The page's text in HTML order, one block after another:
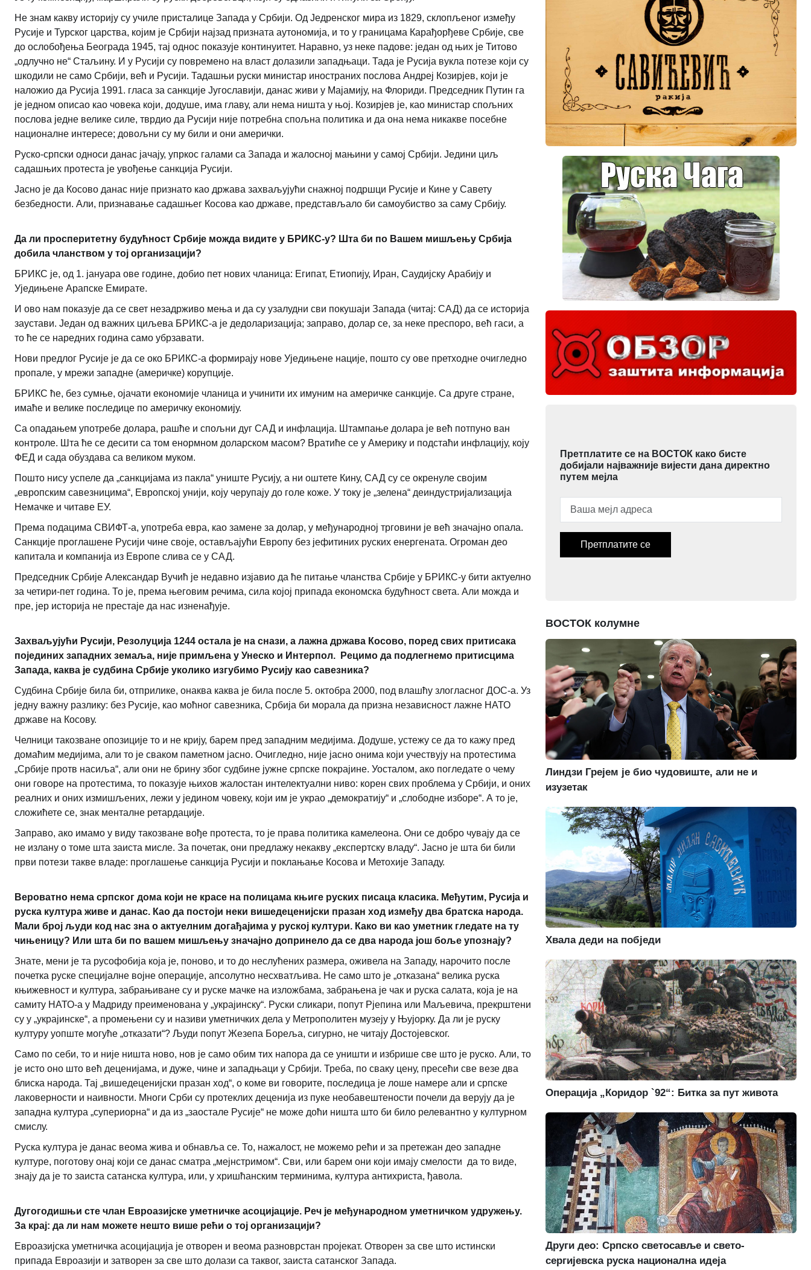
Не знам какву историју су училе присталице Запада у Србији. Од Једренског мира из 1829, склопљеног између
Русије и Турског царства, којим је Србији најзад призната аутономија, и то у границама Карађорђеве Србије, све
до ослобођења Београда 1945, тај однос показује континуитет. Наравно, уз неке падове: један од њих је Титово
„одлучно не“ Стаљину. И у Русији су повремено на власт долазили западњаци. Тада је Русија вукла потезе који су
шкодили не само Србији, већ и Русији. Тадашњи руски министар иностраних послова Андреј Козирјев, који је
наложио да Русија 1991. гласа за санкције Југославији, данас живи у Мајамију, на Флориди. Председник Путин га
је једном описао као човека који, додуше, има главу, али нема ништа у њој. Козирјев је, као министар спољних
послова једне велике силе, тврдио да Русији није потребна спољна политика и да она нема никакве посебне
националне интересе; довољни су му били и они амерички.
Руско-српски односи данас јачају, упркос галами са Запада и жалосној мањини у самој Србији. Једини циљ
садашњих протеста је увођење санкција Русији.
Јасно је да Косово данас није признато као држава захваљујући снажној подршци Русије и Кине у Савету
безбедности. Али, признавање садашњег Косова као државе, представљало би самоубиство за саму Србију.
Да ли просперитетну будућност Србије можда видите у БРИКС-у? Шта би по Вашем мишљењу Србија
добила чланством у тој организацији?
БРИКС је, од 1. јануара ове године, добио пет нових чланица: Египат, Етиопију, Иран, Саудијску Арабију и
Уједињене Арапске Емирате.
И ово нам показује да се свет незадрживо мења и да су узалудни сви покушаји Запада (читај: САД) да се историја
заустави. Један од важних циљева БРИКС-а је дедоларизација; заправо, долар се, за неке преспоро, већ гаси, а
то ће се наредних година само убрзавати.
Нови предлог Русије је да се око БРИКС-а формирају нове Уједињене нације, пошто су ове претходне очигледно
пропале, у мрежи западне (америчке) корупције.
БРИКС ће, без сумње, ојачати економије чланица и учинити их имуним на америчке санкције. Са друге стране,
имаће и велике последице по америчку економију.
Са опадањем употребе долара, рашће и спољни дуг САД и инфлација. Штампање долара је већ потпуно ван
контроле. Шта ће се десити са том енормном доларском масом? Вратиће се у Америку и подстаћи инфлацију, коју
ФЕД и сада обуздава са великом муком.
Пошто нису успеле да „санкцијама из пакла“ униште Русију, а ни оштете Кину, САД су се окренуле својим
„европским савезницима“, Европској унији, коју черупају до голе коже. У току је „зелена“ деиндустријализација
Немачке и читаве ЕУ.
Према подацима СВИФТ-а, употреба евра, као замене за долар, у међународној трговини је већ значајно опала.
Санкције проглашене Русији чине своје, остављајући Европу без јефитиних руских енергената. Огроман део
капитала и компанија из Европе слива се у САД.
Председник Србије Александар Вучић је недавно изјавио да ће питање чланства Србије у БРИКС-у бити актуелно
за четири-пет година. То је, према његовим речима, сила којој припада економска будућност света. Али можда и
пре, јер историја не престаје да нас изненађује.
Захваљујући Русији, Резолуција 1244 остала је на снази, а лажна држава Косово, поред свих притисака
појединих западних земаља, није примљена у Унеско и Интерпол. Рецимо да подлегнемо притисцима
Запада, каква је судбина Србије уколико изгубимо Русију као савезника?
Судбина Србије била би, отприлике, онаква каква је била после 5. октобра 2000, под влашћу злогласног ДОС-а. Уз
једну важну разлику: без Русије, као моћног савезника, Србија би морала да призна независност лажне НАТО
државе на Косову.
Челници такозване опозиције то и не крију, барем пред западним медијима. Додуше, устежу се да то кажу пред
домаћим медијима, али то је сваком паметном јасно. Очигледно, није јасно онима који учествују на протестима
„Србије протв насиља“, али они не брину због судбине јужне српске покрајине. Уосталом, ако погледате о чему
они говоре на протестима, то показује њихов жалостан интелектуални ниво: корен свих проблема у Србији, и оних
реалних и оних измишљених, лежи у једином човеку, који им је украо „демократију“ и „слободне изборе“. А то је,
сложићете се, знак менталне ретардације.
Заправо, ако имамо у виду такозване вође протеста, то је права политика камелеона. Они се добро чувају да се
не излану о томе шта заиста мисле. За почетак, они предлажу некакву „експертску владу“. Јасно је шта би били
први потези такве владе: проглашење санкција Русији и поклањање Косова и Метохије Западу.
Вероватно нема српског дома који не красе на полицама књиге руских писаца класика. Међутим, Русија и
руска култура живе и данас. Као да постоји неки вишедеценијски празан ход између два братска народа.
Мали број људи код нас зна о актуелним догађајима у руској култури. Како ви као уметник гледате на ту
чињеницу? Или шта би по вашем мишљењу значајно допринело да се два народа још боље упознају?
Знате, мени је та русофобија која је, поново, и то до неслућених размера, оживела на Западу, нарочито после
почетка руске специјалне војне операције, апсолутно несхватљива. Не само што је „отказана“ велика руска
књижевност и култура, забрањиване су и руске мачке на изложбама, забрањена је чак и руска салата, која је на
самиту НАТО-а у Мадриду преименована у „украјинску“. Руски сликари, попут Рјепина или Маљевича, прекрштени
су у „украјинске“, а промењени су и називи уметничких дела у Метрополитен музеју у Њујорку. Да ли је руску
културу уопште могуће „отказати“? Људи попут Жезепа Бореља, сигурно, не читају Достојевског.
Само по себи, то и није ништа ново, нов је само обим тих напора да се уништи и избрише све што је руско. Али, то
је исто оно што већ деценијама, и дуже, чине и западњаци у Србији. Треба, по сваку цену, пресећи све везе два
блиска народа. Тај „вишедеценијски празан ход“, о коме ви говорите, последица је лоше намере али и српске
лаковерности и наивности. Многи Срби су протеклих деценија из пуке необавештености почели да верују да је
западна култура „супериорна“ и да из „заостале Русије“ не може доћи ништа што би било релевантно у културном
смислу.
Руска култура је данас веома жива и обнавља се. То, нажалост, не можемо рећи и за претежан део западне
културе, поготову онај који се данас сматра „мејнстримом“. Сви, или барем они који имају смелости да то виде,
знају да је то заиста сатанска култура, или, у хришћанским терминима, култура антихриста, ђавола.
Дугогодишњи сте члан Евроазијске уметничке асоцијације. Реч је међународном уметничком удружењу.
За крај: да ли нам можете нешто више рећи о тој организацији?
Евроазијска уметничка асоцијација је отворен и веома разноврстан пројекат. Отвoрен за све што истински
припада Евроазији и затворен за све што долази са таквог, заиста сатанског Запада.
Претплатите се на ВОСТОК како бисте
добијали најважније вијести дана директно
путем мејла
Претплатите се
ВОСТОК колумне
Линдзи Грејем је био чудовиште, али не и
изузетак
Хвала деди на побједи
Операција „Коридор `92“: Битка за пут живота
Други део: Српско светосавље и свето-
сергијевска руска национална идеја